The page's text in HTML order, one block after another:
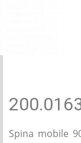
Spina mobile